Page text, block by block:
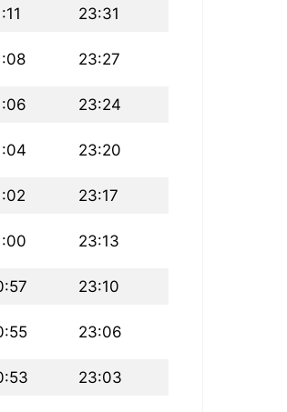
23:31
23:27
23:24
23:20
23:17
23:13
23:10
23:06
23:03